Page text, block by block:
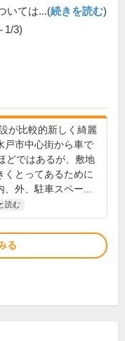
いては...(続きを読む)
1/3)
が比較的新しく綺麗
戸市中心街から車で
どではあるが、敷地
くとってあるために
、外、駐車スペー...
読む
る